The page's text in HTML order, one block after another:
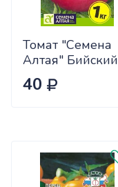
Томат "Семена
Алтая" Бийский
Розан 0,05
40